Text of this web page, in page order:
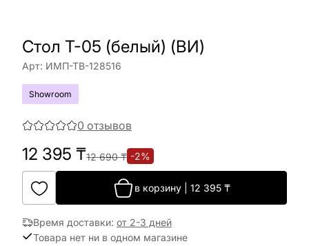
Стол T-05 (белый) (ВИ)
Арт: ИМП-ТВ-128516
Showroom
0 отзывов
12 395 ₸12 690₸ -2%
в корзину 12 395 ₸
Время доставки: от 2-3 дней
Товара нет ни в одном магазине